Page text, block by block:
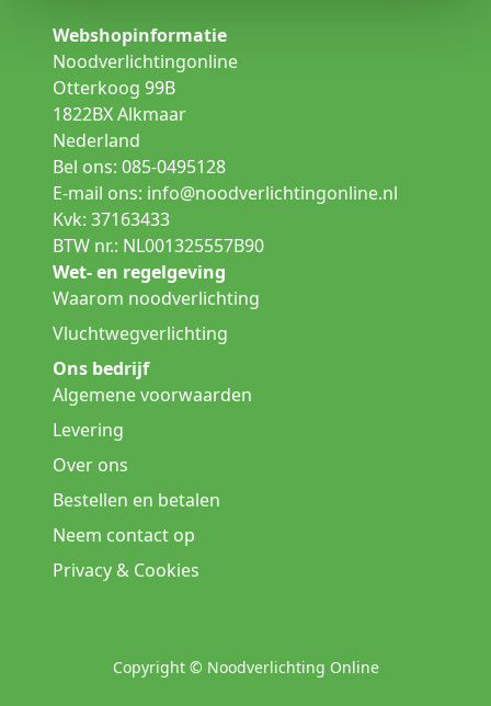
Webshopinformatie
Noodverlichtingonline
Otterkoog 99B
1822BX Alkmaar
Nederland
Bel ons: 085-0495128
E-mail ons: info@noodverlichtingonline.nl
Kvk: 37163433
BTW nr.: NL001325557B90
Wet- en regelgeving
Waarom noodverlichting
Vluchtwegverlichting
Ons bedrijf
Algemene voorwaarden
Levering
Over ons
Bestellen en betalen
Neem contact op
Privacy & Cookies
Copyright © Noodverlichting Online